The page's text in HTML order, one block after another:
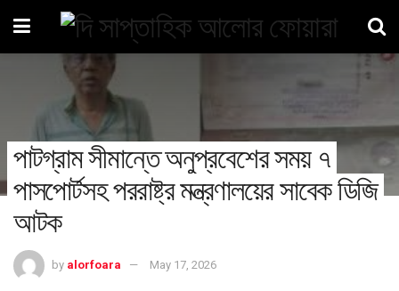
পাটগ্রাম সীমান্তে অনুপ্রবেশের সময় ৭
পাসপোর্টসহ পররাষ্ট্র মন্ত্রণালয়ের সাবেক ডিজি
আটক
by alorfoara May 17, 2026